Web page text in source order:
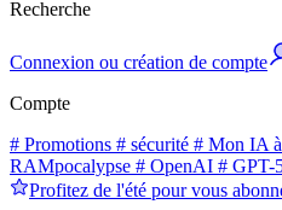
Recherche
Connexion ou création de compte
Compte
# Promotions # sécurité # Mon IA
RAMpocalypse # OpenAI # GPT-
Profitez de l'été pour vous